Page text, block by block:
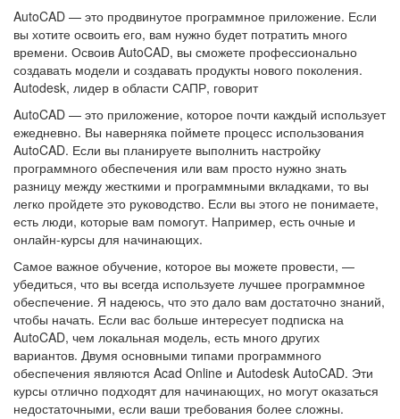
AutoCAD — это продвинутое программное приложение. Если
вы хотите освоить его, вам нужно будет потратить много
времени. Освоив AutoCAD, вы сможете профессионально
создавать модели и создавать продукты нового поколения.
Autodesk, лидер в области САПР, говорит
AutoCAD — это приложение, которое почти каждый использует
ежедневно. Вы наверняка поймете процесс использования
AutoCAD. Если вы планируете выполнить настройку
программного обеспечения или вам просто нужно знать
разницу между жесткими и программными вкладками, то вы
легко пройдете это руководство. Если вы этого не понимаете,
есть люди, которые вам помогут. Например, есть очные и
онлайн-курсы для начинающих.
Самое важное обучение, которое вы можете провести, —
убедиться, что вы всегда используете лучшее программное
обеспечение. Я надеюсь, что это дало вам достаточно знаний,
чтобы начать. Если вас больше интересует подписка на
AutoCAD, чем локальная модель, есть много других
вариантов. Двумя основными типами программного
обеспечения являются Acad Online и Autodesk AutoCAD. Эти
курсы отлично подходят для начинающих, но могут оказаться
недостаточными, если ваши требования более сложны.